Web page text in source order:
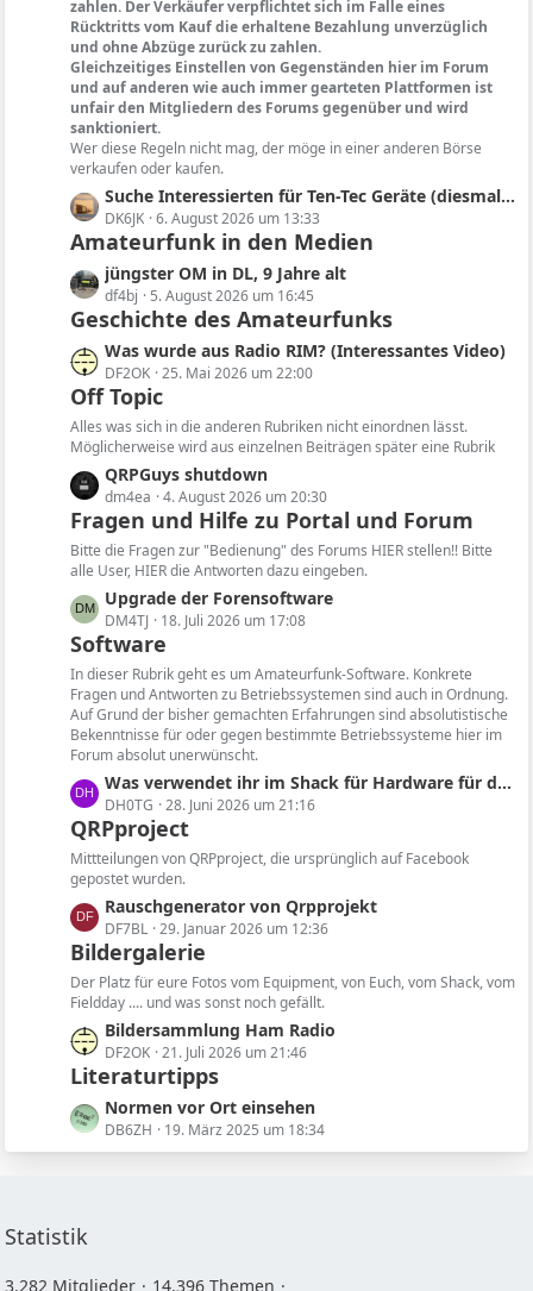
zahlen. Der Verkäufer verpflichtet sich im Falle eines
Rücktritts vom Kauf die erhaltene Bezahlung unverzüglich
und ohne Abzüge zurück zu zahlen.
Gleichzeitiges Einstellen von Gegenständen hier im Forum
und auf anderen wie auch immer gearteten Plattformen ist
unfair den Mitgliedern des Forums gegenüber und wird
sanktioniert.
Wer diese Regeln nicht mag, der möge in einer anderen Börse
verkaufen oder kaufen.
L
e
t
z
t
e
e
i
t
r
ä
g
e
Suche Interessierten für Ten-Tec Geräte (diesmal nicht Triton oder Argonaut II sondern Argosy II)
DK6JK 6. August 2026 um 13:33
Amateurfunk in den Medien
L
e
t
z
t
e
B
e
t
r
ä
g
e
jüngster OM in DL, 9 Jahre alt
df4bj 5. August 2026 um 16:45
Geschichte des Amateurfunks
L
e
t
z
t
e
B
e
i
t
ä
g
e
Was wurde aus Radio RIM? (Interessantes Video)
DF2OK 25. Mai 2026 um 22:00
Off Topic
Alles was sich in die anderen Rubriken nicht einordnen lässt.
Möglicherweise wird aus einzelnen Beiträgen später eine Rubrik
L
e
t
z
t
e
B
e
i
t
r
ä
g
e
QRPGuys shutdown
dm4ea 4. August 2026 um 20:30
Fragen und Hilfe zu Portal und Forum
Bitte die Fragen zur "Bedienung" des Forums HIER stellen!! Bitte
alle User, HIER die Antworten dazu eingeben.
L
e
t
z
t
e
B
e
i
t
r
ä
g
e
Upgrade der Forensoftware
DM4TJ 18. Juli 2026 um 17:08
Software
In dieser Rubrik geht es um Amateurfunk-Software. Konkrete
Fragen und Antworten zu Betriebssystemen sind auch in Ordnung.
Auf Grund der bisher gemachten Erfahrungen sind absolutistische
Bekenntnisse für oder gegen bestimmte Betriebssysteme hier im
Forum absolut unerwünscht.
L
e
t
z
t
e
B
e
i
t
ä
g
e
Was verwendet ihr im Shack für Hardware für die Software?
DH0TG 28. Juni 2026 um 21:16
QRPproject
Mittteilungen von QRPproject, die ursprünglich auf Facebook
gepostet wurden.
L
e
t
z
t
e
B
e
t
Rauschgenerator von Qrpprojekt
DF7BL 29. Januar 2026 um 12:36
Bildergalerie
Der Platz für eure Fotos vom Equipment, von Euch, vom Shack, vom
Fieldday .... und was sonst noch gefällt.
L
e
t
z
t
e
t
Bildersammlung Ham Radio
DF2OK 21. Juli 2026 um 21:46
Literaturtipps
L
e
t
e
B
e
Normen vor Ort einsehen
DB6ZH 19. März 2025 um 18:34
Statistik
3.282 Mitglieder 14.396 Themen